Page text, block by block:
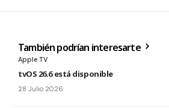
También podrían interesarte
Apple TV
tvOS 26.6 está disponible
28 Julio 2026